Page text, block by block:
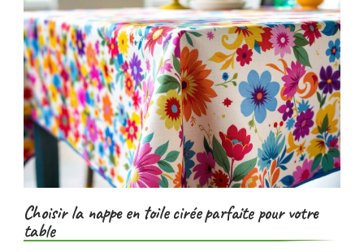
Choisir la nappe en toile cirée parfaite pour votre
table